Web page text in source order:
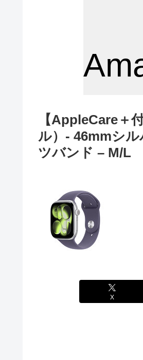
【AppleCare＋
ル）- 46mmシ
ツバンド – M/L
X